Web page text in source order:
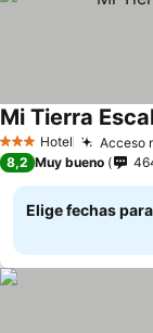
3 Estrellas
Hotel Acceso
Mi Tierra
8,2 Muy bueno
Elige fechas